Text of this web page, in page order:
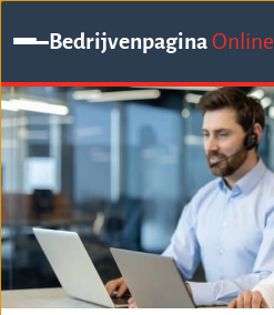
BedrijvenpaginaOnline